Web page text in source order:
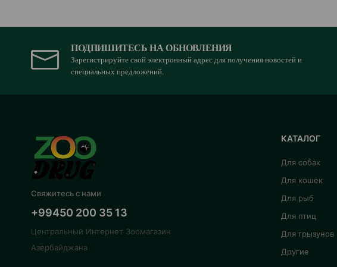
ПОДПИШИТЕСЬ НА ОБНОВЛЕНИЯ
Зарегистрируйте свой электронный адрес для получения новостей и
специальных предложений.
Свяжитесь с нами
+99450 200 35 13
Центральный Интернет Зоомагазин
Азербайджана
КАТАЛОГ
Для собак
Для кошек
Для рыб
Для птиц
Для грызунов
Другие